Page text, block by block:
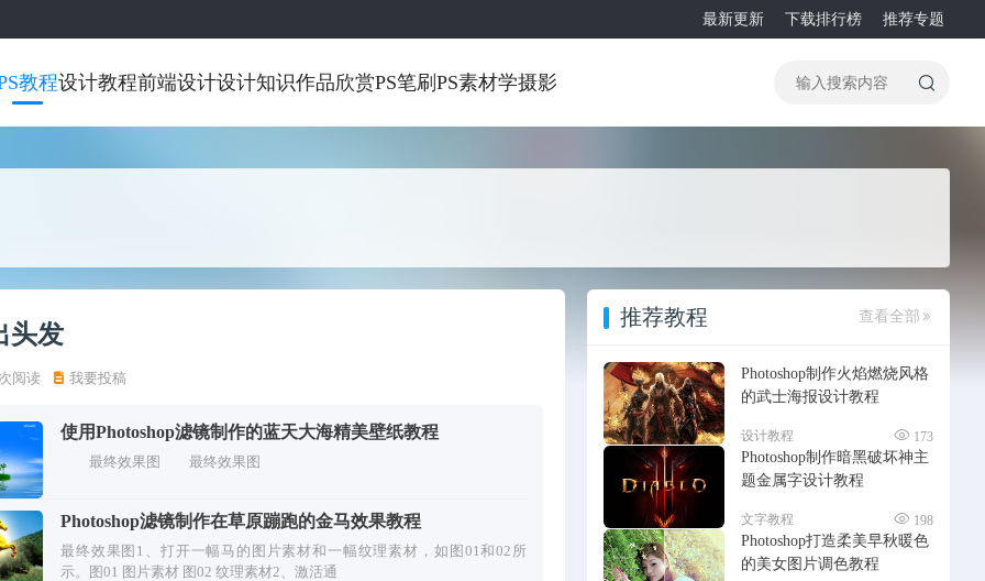
最新更新 下载排行榜 推荐专题
教程设计教程前端设计设计知识作品欣赏PS笔刷 PS素材学摄影
头发
阅读 我要投稿
使用Photoshop滤镜制作的蓝天大海精美壁纸教程
最终效果图 最终效果图
Photoshop滤镜制作在草原蹦跑的金马效果教程
最终效果图1、打开一幅马的图片素材和一幅纹理素材，如图01和02所
示。图01 图片素材 图02 纹理素材2、激活通
推荐教程 查看全部
Photoshop制作火焰燃烧风格
的武士海报设计教程
设计教程 173
Photoshop制作暗黑破坏神主
题金属字设计教程
文字教程 198
Photoshop打造柔美早秋暖色
的美女图片调色教程